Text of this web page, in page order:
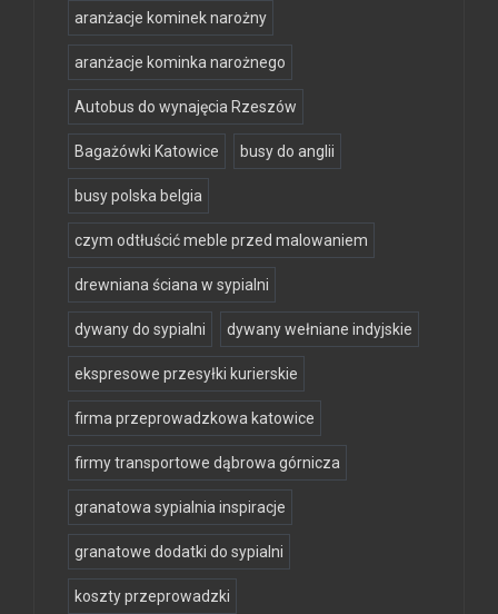
aranżacje kominek narożny
aranżacje kominka narożnego
Autobus do wynajęcia Rzeszów
Bagażówki Katowice busy do anglii
busy polska belgia
czym odtłuścić meble przed malowaniem
drewniana ściana w sypialni
dywany do sypialni dywany wełniane indyjskie
ekspresowe przesyłki kurierskie
firma przeprowadzkowa katowice
firmy transportowe dąbrowa górnicza
granatowa sypialnia inspiracje
granatowe dodatki do sypialni
koszty przeprowadzki